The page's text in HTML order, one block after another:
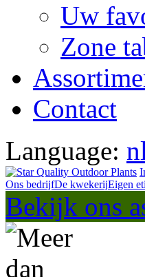
Uw
Zone
Contact
Language:
Ons bedrijfDe kwekerijEigen
Bekijk ons